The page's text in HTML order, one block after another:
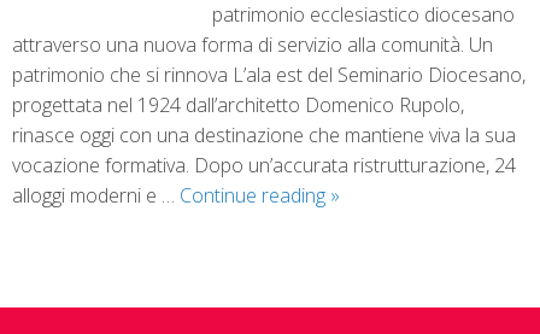
patrimonio ecclesiastico diocesano
attraverso una nuova forma di servizio alla comunità. Un
patrimonio che si rinnova L’ala est del Seminario Diocesano,
progettata nel 1924 dall’architetto Domenico Rupolo,
rinasce oggi con una destinazione che mantiene viva la sua
vocazione formativa. Dopo un’accurata ristrutturazione, 24
alloggi moderni e … Continue reading »
o